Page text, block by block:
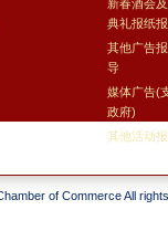
新春酒会
典礼报纸
其他广告
导
媒体广告(
政府)
其他活动
of Commerce All